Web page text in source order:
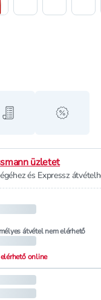
kedvencekhez
Hozzáadás aalert
üzletet
és Expressz
átvétel nem elérhető
online